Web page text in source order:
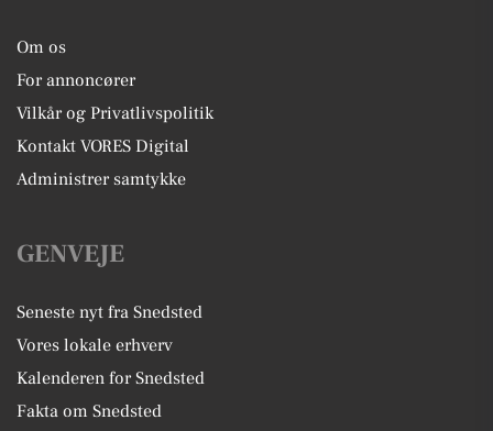
Om os
For annoncører
Vilkår og Privatlivspolitik
Kontakt VORES Digital
Administrer samtykke
GENVEJE
Seneste nyt fra Snedsted
Vores lokale erhverv
Kalenderen for Snedsted
Fakta om Snedsted